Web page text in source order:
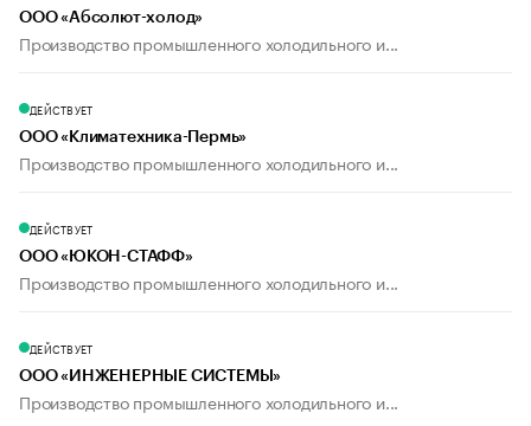
ООО «Абсолют-холод»
Производство промышленного холодильного и...
ДЕЙСТВУЕТ
ООО «Климатехника-Пермь»
Производство промышленного холодильного и...
ДЕЙСТВУЕТ
ООО «ЮКОН-СТАФФ»
Производство промышленного холодильного и...
ДЕЙСТВУЕТ
ООО «ИНЖЕНЕРНЫЕ СИСТЕМЫ»
Производство промышленного холодильного и...